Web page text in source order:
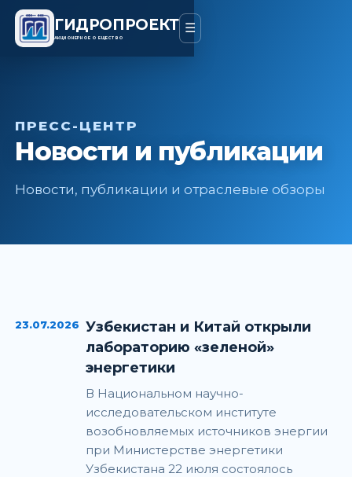
ГИДРОПРОЕКТ
АКЦИОНЕРНОЕ ОБЩЕСТВО
☰
ПРЕСС-ЦЕНТР
Новости и публикации
Новости, публикации и отраслевые обзоры
23.07.2026 Узбекистан и Китай открыли
лабораторию «зеленой»
энергетики
В Национальном научно-
исследовательском институте
возобновляемых источников энергии
при Министерстве энергетики
Узбекистана 22 июля состоялось